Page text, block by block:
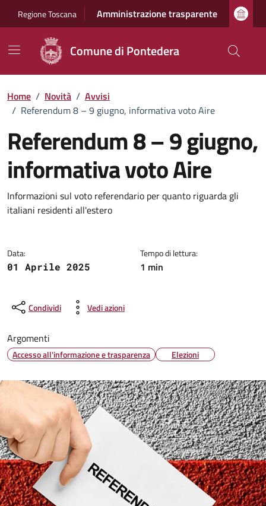
Regione Toscana Amministrazione trasparente
Comune di Pontedera
Home / Novità / Avvisi
/ Referendum 8 – 9 giugno, informativa voto Aire
Referendum 8 – 9 giugno,
informativa voto Aire
Dettagli della notizia
Informazioni sul voto referendario per quanto riguarda gli
italiani residenti all'estero
Data:
01 Aprile 2025
Tempo di lettura:
1 min
Condividi Vedi azioni
Argomenti
Accesso all'informazione e trasparenza Elezioni